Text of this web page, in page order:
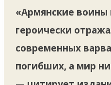
«Армянские воины
героически
современных
погибших, а мир